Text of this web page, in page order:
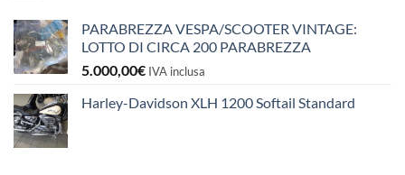
PARABREZZA VESPA/SCOOTER VINTAGE:
LOTTO DI CIRCA 200 PARABREZZA
5.000,00€ IVA inclusa
Harley-Davidson XLH 1200 Softail Standard